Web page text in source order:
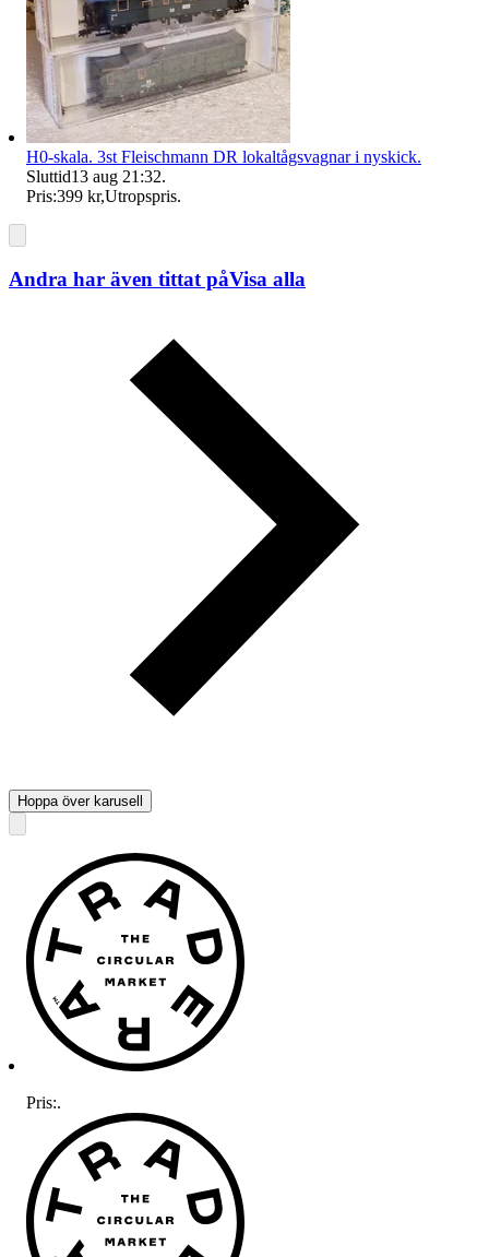
H0-skala. 3st Fleischmann DR lokaltågsvagnar i nyskick.
Sluttid13 aug 21:32.
Pris:399 kr,Utropspris.
Andra har även tittat påVisa alla
Hoppa över karusell
Pris:.